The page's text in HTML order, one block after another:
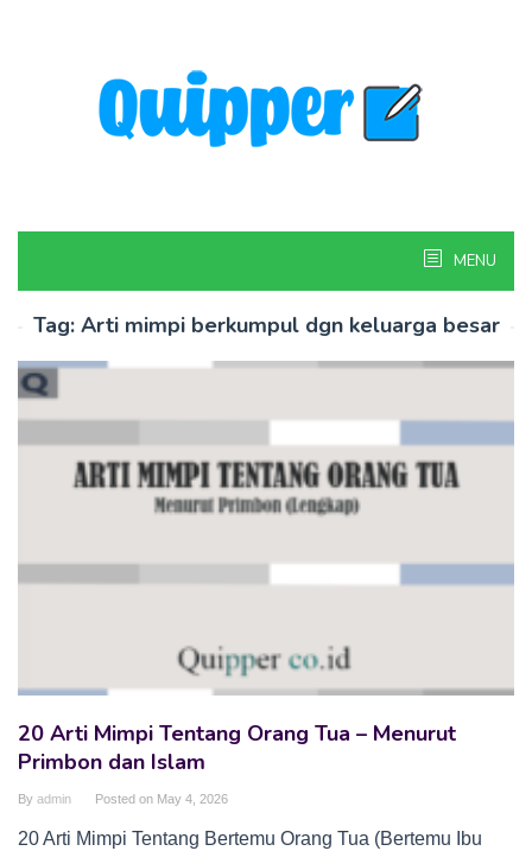
MENU
Tag: Arti mimpi berkumpul dgn keluarga besar
20 Arti Mimpi Tentang Orang Tua – Menurut
Primbon dan Islam
By admin Posted on May 4, 2026
20 Arti Mimpi Tentang Bertemu Orang Tua (Bertemu Ibu